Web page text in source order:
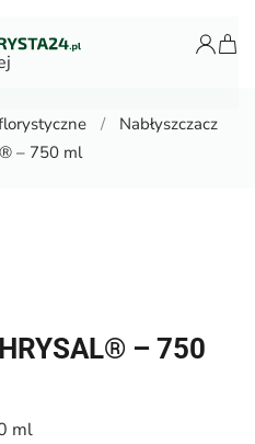
Nabłyszczacz
– 750 ml
– 750
ml